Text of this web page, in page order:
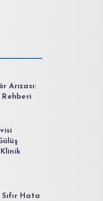
Arızası:
Rehberi
Klinik
Hata